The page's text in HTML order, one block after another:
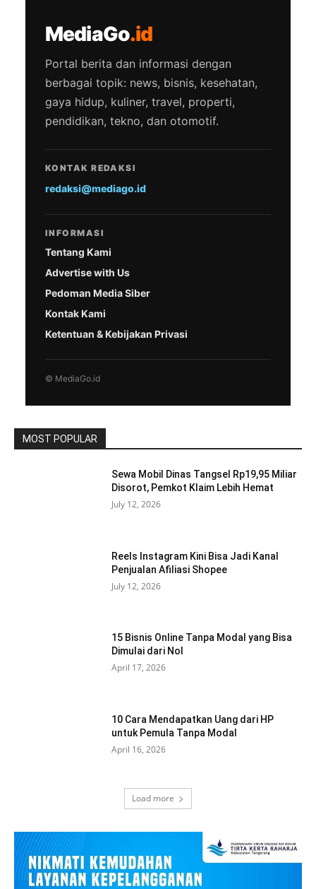
MediaGo.id
Portal berita dan informasi dengan
berbagai topik: news, bisnis, kesehatan,
gaya hidup, kuliner, travel, properti,
pendidikan, tekno, dan otomotif.
KONTAK REDAKSI
redaksi@mediago.id
INFORMASI
Tentang Kami
Advertise with Us
Pedoman Media Siber
Kontak Kami
Ketentuan & Kebijakan Privasi
© MediaGo.id
MOST POPULAR
Sewa Mobil Dinas Tangsel Rp19,95 Miliar
Disorot, Pemkot Klaim Lebih Hemat
July 12, 2026
Reels Instagram Kini Bisa Jadi Kanal
Penjualan Afiliasi Shopee
July 12, 2026
15 Bisnis Online Tanpa Modal yang Bisa
Dimulai dari Nol
April 17, 2026
10 Cara Mendapatkan Uang dari HP
untuk Pemula Tanpa Modal
April 16, 2026
Load more